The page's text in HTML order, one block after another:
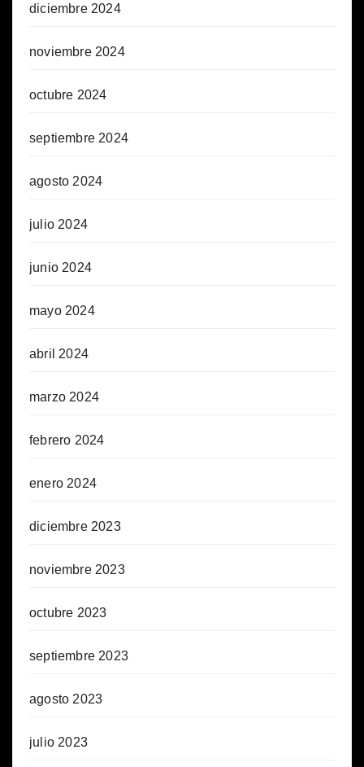
diciembre 2024
noviembre 2024
octubre 2024
septiembre 2024
agosto 2024
julio 2024
junio 2024
mayo 2024
abril 2024
marzo 2024
febrero 2024
enero 2024
diciembre 2023
noviembre 2023
octubre 2023
septiembre 2023
agosto 2023
julio 2023